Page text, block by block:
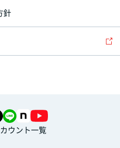
針
ウント一覧